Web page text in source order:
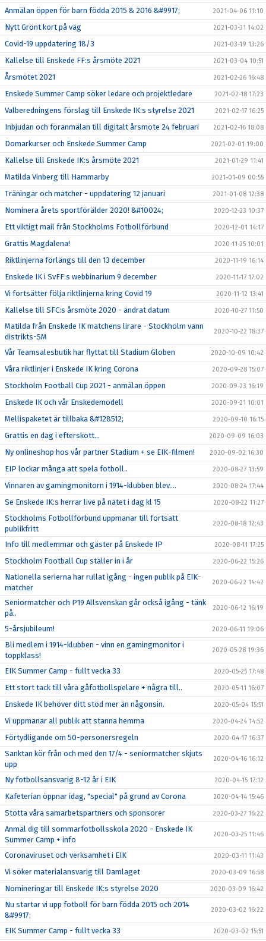
Anmälan öppen för barn födda 2015 & 2016 &#9917; 2021-04-06 11:10
Nytt Grönt kort på väg 2021-03-31 14:02
Covid-19 uppdatering 18/3 2021-03-19 13:26
Kallelse till Enskede FF:s årsmöte 2021 2021-03-04 10:51
Årsmötet 2021 2021-02-26 16:48
Enskede Summer Camp söker ledare och projektledare 2021-02-18 17:23
Valberedningens förslag till Enskede IK:s styrelse 2021 2021-02-17 16:25
Inbjudan och föranmälan till digitalt årsmöte 24 februari 2021-02-16 18:08
Domarkurser och Enskede Summer Camp 2021-02-01 19:00
Kallelse till Enskede IK:s årsmöte 2021 2021-01-29 11:41
Matilda Vinberg till Hammarby 2021-01-09 00:55
Träningar och matcher - uppdatering 12 januari 2021-01-08 12:38
Nominera årets sportförälder 2020! &#10024; 2020-12-23 10:37
Ett viktigt mail från Stockholms Fotbollförbund 2020-12-01 14:17
Grattis Magdalena! 2020-11-25 10:01
Riktlinjerna förlängs till den 13 december 2020-11-19 16:14
Enskede IK i SvFF:s webbinarium 9 december 2020-11-17 17:02
Vi fortsätter följa riktlinjerna kring Covid 19 2020-11-12 13:41
Kallelse till SFC:s årsmöte 2020 - ändrat datum 2020-10-27 11:50
Matilda från Enskede IK matchens lirare - Stockholm vann
distrikts-SM
2020-10-22 18:37
Vår Teamsalesbutik har flyttat till Stadium Globen 2020-10-09 10:42
Våra riktlinjer i Enskede IK kring Corona 2020-09-28 15:07
Stockholm Football Cup 2021 - anmälan öppen 2020-09-23 16:19
Enskede IK och vår Enskedemodell 2020-09-21 10:01
Mellispaketet är tillbaka &#128512; 2020-09-10 16:15
Grattis en dag i efterskott... 2020-09-09 16:03
Ny onlineshop hos vår partner Stadium + se EIK-filmen! 2020-09-02 16:30
EIP lockar många att spela fotboll.. 2020-08-27 13:59
Vinnaren av gamingmonitorn i 1914-klubben blev.... 2020-08-24 17:44
Se Enskede IK:s herrar live på nätet i dag kl 15 2020-08-22 11:27
Stockholms Fotbollförbund uppmanar till fortsatt
publikfritt
2020-08-18 12:43
Info till medlemmar och gäster på Enskede IP 2020-08-11 17:25
Stockholm Football Cup ställer in i år 2020-06-22 15:26
Nationella serierna har rullat igång - ingen publik på EIK-
matcher
2020-06-22 14:42
Seniormatcher och P19 Allsvenskan går också igång - tänk
på..
2020-06-12 16:19
5-årsjubileum! 2020-06-11 19:06
Bli medlem i 1914-klubben - vinn en gamingmonitor i
toppklass!
2020-05-28 19:36
EIK Summer Camp - fullt vecka 33 2020-05-25 17:48
Ett stort tack till våra gåfotbollspelare + några till.. 2020-05-11 16:07
Enskede IK behöver ditt stöd mer än någonsin. 2020-05-04 15:51
Vi uppmanar all publik att stanna hemma 2020-04-24 14:52
Förtydligande om 50-personersregeln 2020-04-17 16:37
Sanktan kör från och med den 17/4 - seniormatcher skjuts
upp
2020-04-16 16:12
Ny fotbollsansvarig 8-12 år i EIK 2020-04-15 17:12
Kafeterian öppnar idag, "special" på grund av Corona 2020-04-14 15:46
Stötta våra samarbetspartners och sponsorer 2020-03-27 16:22
Anmäl dig till sommarfotbollsskola 2020 - Enskede IK
Summer Camp + info
2020-03-25 11:46
Coronaviruset och verksamhet i EIK 2020-03-11 11:43
Vi söker materialansvarig till Damlaget 2020-03-09 16:58
Nomineringar till Enskede IK:s styrelse 2020 2020-03-09 16:42
Nu startar vi upp fotboll för barn födda 2015 och 2014
&#9917;
2020-03-02 16:22
EIK Summer Camp - fullt vecka 33 2020-03-02 15:51